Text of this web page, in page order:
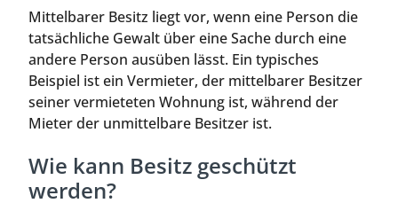
Mittelbarer Besitz liegt vor, wenn eine Person die
tatsächliche Gewalt über eine Sache durch eine
andere Person ausüben lässt. Ein typisches
Beispiel ist ein Vermieter, der mittelbarer Besitzer
seiner vermieteten Wohnung ist, während der
Mieter der unmittelbare Besitzer ist.
Wie kann Besitz geschützt
werden?